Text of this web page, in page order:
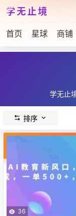
学无止境
首页 星球 商铺
学无止
排序
36